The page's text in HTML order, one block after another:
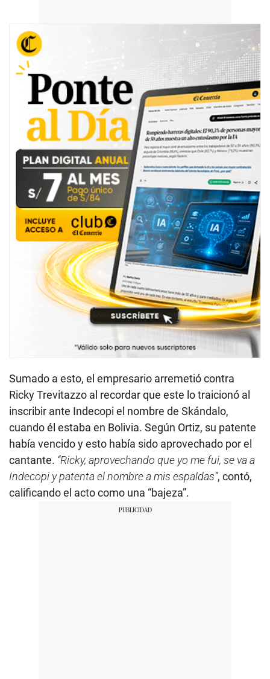
Sumado a esto, el empresario arremetió contra
Ricky Trevitazzo al recordar que este lo traicionó al
inscribir ante Indecopi el nombre de Skándalo,
cuando él estaba en Bolivia. Según Ortiz, su patente
había vencido y esto había sido aprovechado por el
cantante. “Ricky, aprovechando que yo me fui, se va a
Indecopi y patenta el nombre a mis espaldas”, contó,
calificando el acto como una “bajeza”.